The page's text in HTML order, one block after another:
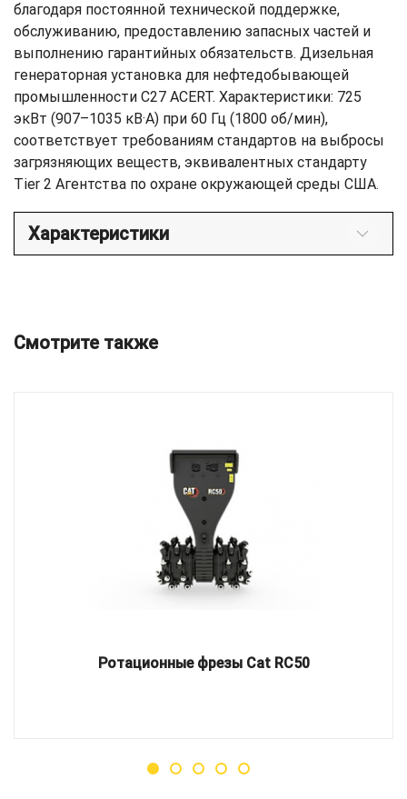
благодаря постоянной технической поддержке,
обслуживанию, предоставлению запасных частей и
выполнению гарантийных обязательств. Дизельная
генераторная установка для нефтедобывающей
промышленности C27 ACERT. Характеристики: 725
экВт (907–1035 кВ·А) при 60 Гц (1800 об/мин),
соответствует требованиям стандартов на выбросы
загрязняющих веществ, эквивалентных стандарту
Tier 2 Агентства по охране окружающей среды США.
Характеристики
Смотрите также
Ротационные фрезы Cat RC50